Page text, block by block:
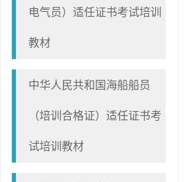
电气员）适任证书考试培训
教材
中华人民共和国海船船员
（培训合格证）适任证书考
试培训教材